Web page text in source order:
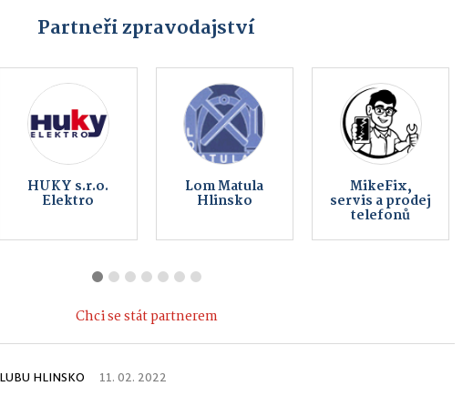
Partneři zpravodajství
Elektro Bureš
s.r.o
Kovoart
Vojtěchov
BOHEMIA
COMPUTERS -
počítače,
telefony,
Chci se stát partnerem
HLINSKO 11. 02. 2022